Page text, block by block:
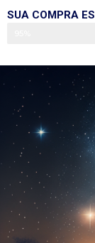
SUA COMPRA